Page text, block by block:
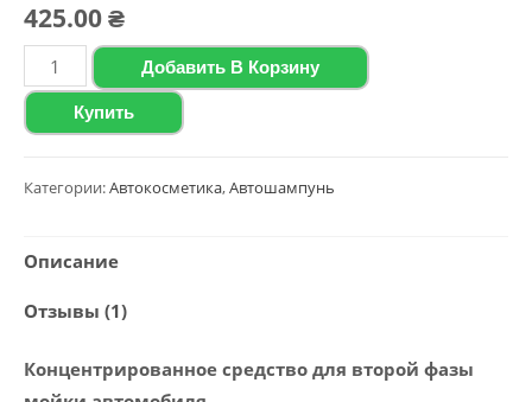
5.00из 5 на
основе
опроса
пользователя
425.00₴
Количество
товара
Концентрированное
средство
2020
Shampoo",
Добавить В Корзину
Купить
Категории:Автокосметика,Автошампунь
Описание
Отзывы (1)
Концентрированное средство для второй фазы